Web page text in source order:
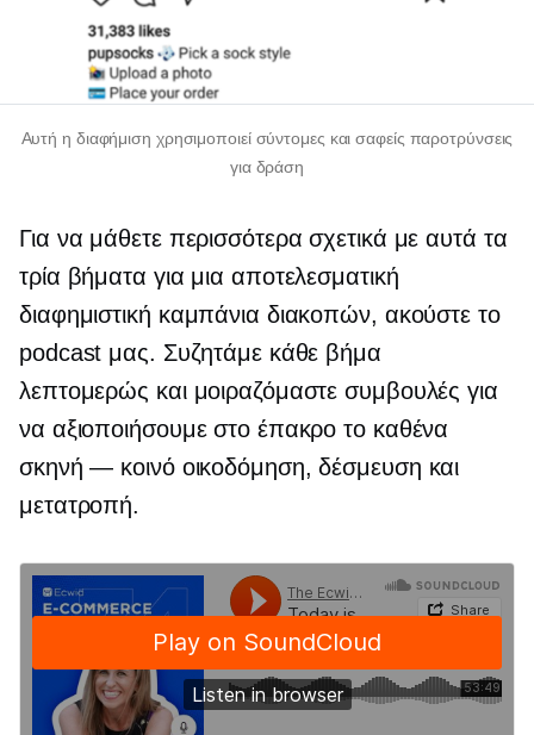
Αυτή η διαφήμιση χρησιμοποιεί σύντομες και σαφείς παροτρύνσεις
για δράση
Για να μάθετε περισσότερα σχετικά με αυτά τα
τρία βήματα για μια αποτελεσματική
διαφημιστική καμπάνια διακοπών, ακούστε το
podcast μας. Συζητάμε κάθε βήμα
λεπτομερώς και μοιραζόμαστε συμβουλές για
να αξιοποιήσουμε στο έπακρο το καθένα
σκηνή — κοινόοικοδόμηση, δέσμευση και
μετατροπή.